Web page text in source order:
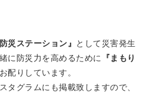
災ステーション』 として災害発生
に防災力を高めるために
『まもり
配りしています。
タグラムにも掲載致しますので、